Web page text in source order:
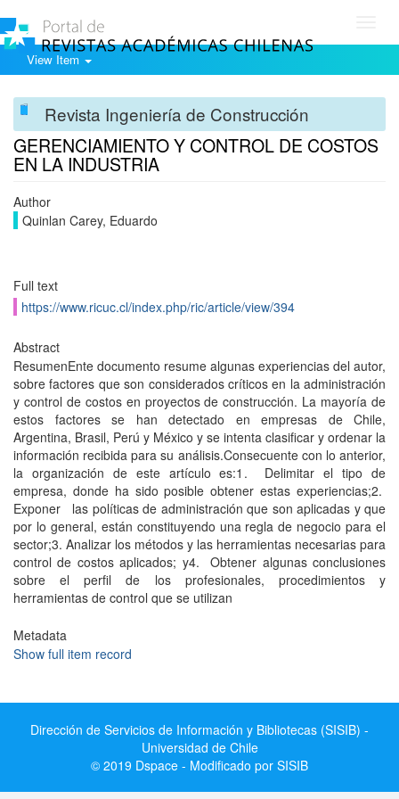
View Item
Revista Ingeniería de Construcción
GERENCIAMIENTO Y CONTROL DE COSTOS
EN LA INDUSTRIA
Author
Quinlan Carey, Eduardo
Full text
https://www.ricuc.cl/index.php/ric/article/view/394
Abstract
ResumenEnte documento resume algunas experiencias del autor,
sobre factores que son considerados críticos en la administración
y control de costos en proyectos de cons­trucción. La mayoría de
estos factores se han detectado en empresas de Chile,
Argentina, Brasil, Perú y México y se intenta clasificar y ordenar la
información recibida para su análisis.Consecuente con lo anterior,
la organización de este artículo es:1. Delimitar el tipo de
empresa, donde ha sido posible obtener estas experiencias;2.
Exponer las políticas de administración que son aplicadas y que
por lo general, están constituyendo una regla de negocio para el
sector;3. Analizar los métodos y las herramientas nece­sarias para
control de costos aplicados; y4. Obtener algunas conclusiones
sobre el perfil de los profesionales, procedimientos y
herramientas de con­trol que se utilizan
Metadata
Show full item record
Dirección de Servicios de Información y Bibliotecas (SISIB) -
Universidad de Chile
© 2019 Dspace - Modificado por SISIB